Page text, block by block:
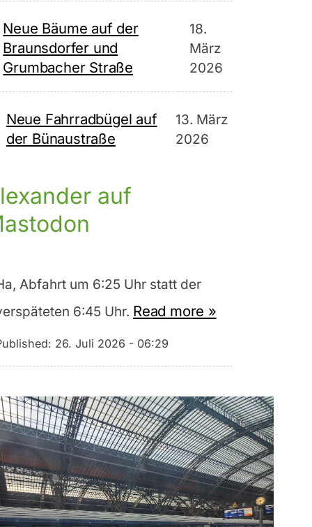
Neue Bäume auf der
Braunsdorfer und
Grumbacher Straße
18.
März
2026
Neue Fahrradbügel auf
der Bünaustraße
13. März
2026
auf
Abfahrt um 6:25 Uhr statt der
6:45 Uhr. Read more »
26. Juli 2026 - 06:29